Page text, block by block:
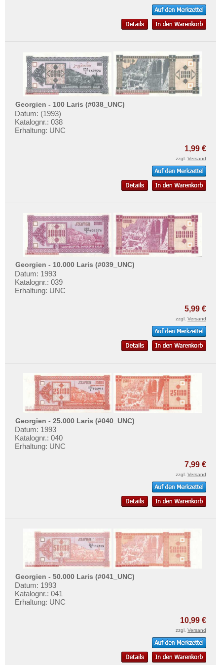
Georgien - 100 Laris (#038_UNC)
Datum: (1993)
Katalognr.: 038
Erhaltung: UNC
1,99 €
zzgl. Versand
Georgien - 10.000 Laris (#039_UNC)
Datum: 1993
Katalognr.: 039
Erhaltung: UNC
5,99 €
zzgl. Versand
Georgien - 25.000 Laris (#040_UNC)
Datum: 1993
Katalognr.: 040
Erhaltung: UNC
7,99 €
zzgl. Versand
Georgien - 50.000 Laris (#041_UNC)
Datum: 1993
Katalognr.: 041
Erhaltung: UNC
10,99 €
zzgl. Versand